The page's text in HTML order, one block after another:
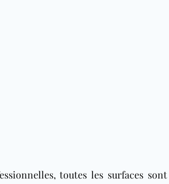
toutes les surfaces